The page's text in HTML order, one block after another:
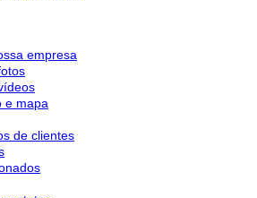
empresa
e mapa
de clientes